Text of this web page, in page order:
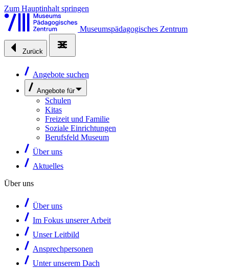
Zum Hauptinhalt springen
Museumspädagogisches Zentrum
Zurück
Angebote suchen
Angebote für
Schulen
Kitas
Freizeit und Familie
Soziale Einrichtungen
Berufsfeld Museum
Über uns
Aktuelles
Über uns
Über uns
Im Fokus unserer Arbeit
Unser Leitbild
Ansprechpersonen
Unter unserem Dach